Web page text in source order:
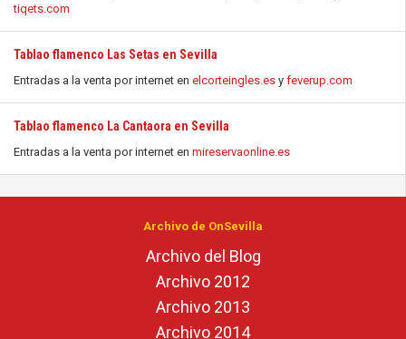
tiqets.com
Tablao flamenco Las Setas en Sevilla
Entradas a la venta por internet en elcorteingles.es y feverup.com
Tablao flamenco La Cantaora en Sevilla
Entradas a la venta por internet en mireservaonline.es
Archivo de OnSevilla
Archivo del Blog
Archivo 2012
Archivo 2013
Archivo 2014